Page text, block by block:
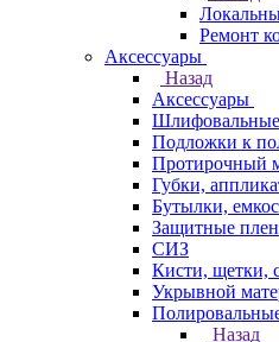
Ремонт
Аксессуары
Назад
Аксессуары
Подложки к
Протирочный
Губки,
Бутылки,
Защитные
СИЗ
Кисти, щетки,
Укрывной
Назад